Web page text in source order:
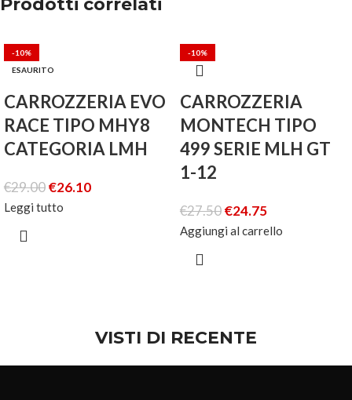
Prodotti correlati
-10%
ESAURITO
CARROZZERIA EVO
RACE TIPO MHY8
CATEGORIA LMH
€29.00€26.10
Leggi tutto
-10%
CARROZZERIA
MONTECH TIPO
499 SERIE MLH GT
1-12
€27.50€24.75
Aggiungi al carrello
VISTI DI RECENTE